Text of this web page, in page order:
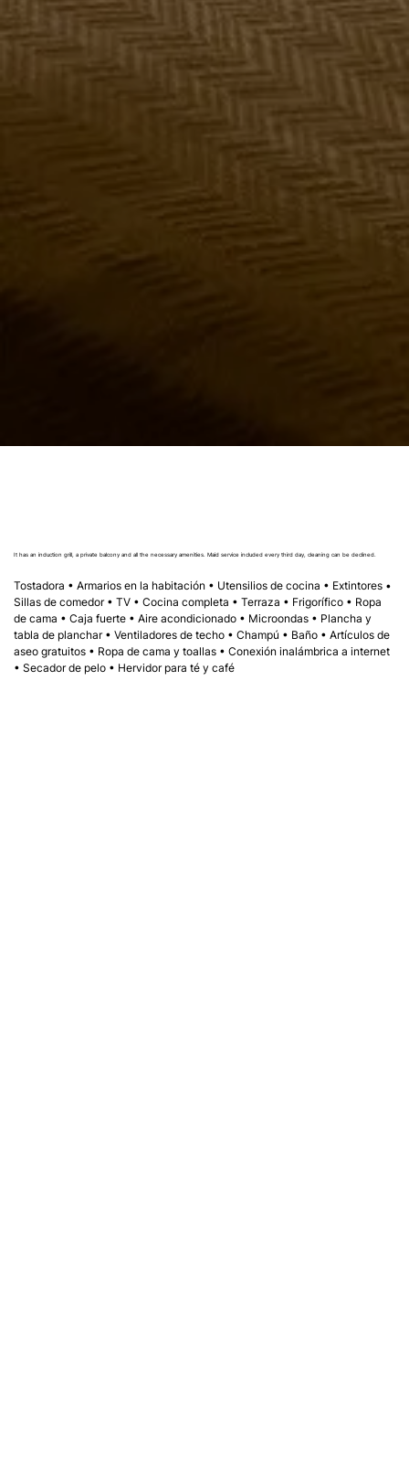
It has an induction grill, a private balcony and all the necessary amenities. Maid service included every third day, cleaning can be declined.
Tostadora • Armarios en la habitación • Utensilios de cocina • Extintores •
Sillas de comedor • TV • Cocina completa • Terraza • Frigorífico • Ropa
de cama • Caja fuerte • Aire acondicionado • Microondas • Plancha y
tabla de planchar • Ventiladores de techo • Champú • Baño • Artículos de
aseo gratuitos • Ropa de cama y toallas • Conexión inalámbrica a internet
• Secador de pelo • Hervidor para té y café